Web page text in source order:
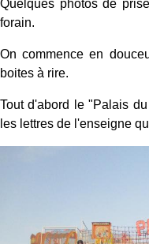
Quelques photos de
forain.
On commence en
boites à rire.
Tout d'abord le "Palais
les lettres de l'enseigne